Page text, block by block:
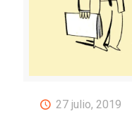
27 julio, 2019